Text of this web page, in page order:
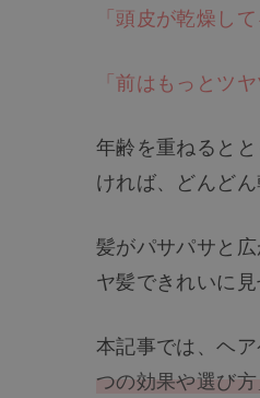
「頭皮が乾燥し
「前はもっとツ
年齢を重ねると
ければ、どんど
髪がパサパサと
ヤ髪できれいに見
本記事では、ヘ
つの効果や選び方